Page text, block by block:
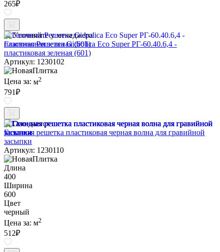
265₽
Уточняйте у менеджера
Газонная Решетка Gidrolica Eco Super РГ-60.40.6,4 -
пластиковая зеленая (601)
Артикул: 1230102
Цена за: м2
791₽
Ожидается
Газонная решетка пластиковая черная волна для гравийной
засыпки
Артикул: 1230110
Длина
400
Ширина
600
Цвет
черный
Цена за: м2
512₽